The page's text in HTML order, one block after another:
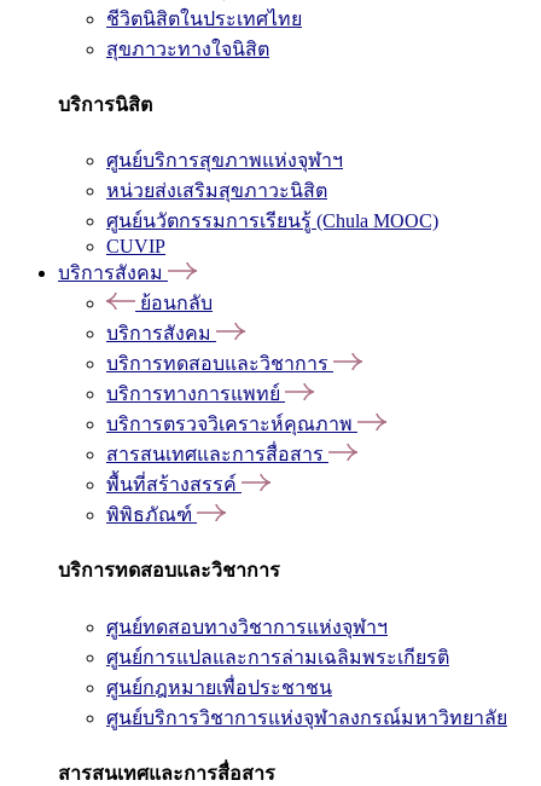
ชีวิตนิสิตในประเทศไทย
สุขภาวะทางใจนิสิต
บริการนิสิต
ศูนย์บริการสุขภาพแห่งจุฬาฯ
หน่วยส่งเสริมสุขภาวะนิสิต
ศูนย์นวัตกรรมการเรียนรู้ (Chula MOOC)
CUVIP
บริการสังคม
ย้อนกลับ
บริการสังคม
บริการทดสอบและวิชาการ
บริการทางการแพทย์
บริการตรวจวิเคราะห์คุณภาพ
สารสนเทศและการสื่อสาร
พื้นที่สร้างสรรค์
พิพิธภัณฑ์
บริการทดสอบและวิชาการ
ศูนย์ทดสอบทางวิชาการแห่งจุฬาฯ
ศูนย์การแปลและการล่ามเฉลิมพระเกียรติ
ศูนย์กฎหมายเพื่อประชาชน
ศูนย์บริการวิชาการแห่งจุฬาลงกรณ์มหาวิทยาลัย
สารสนเทศและการสื่อสาร